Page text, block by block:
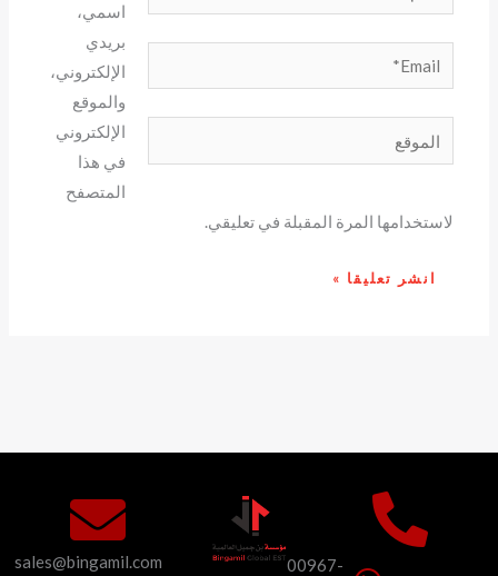
Email*
الموقع
اسمي،
بريدي
الإلكتروني،
والموقع
الإلكتروني
في هذا
المتصفح
لاستخدامها المرة المقبلة في تعليقي.
00967-
sales@bingamil.com